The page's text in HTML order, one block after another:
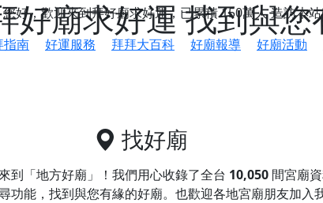
好廟求好運 找到與您
您好，歡迎來到拜好廟求好運，已累積150萬人造訪本
指南 好運服務 拜拜大百科 好廟報導 好廟活動
找好廟
到「地方好廟」！我們用心收錄了全台 10,050 間宮廟
能，找到與您有緣的好廟。 也歡迎各地宮廟朋友加入